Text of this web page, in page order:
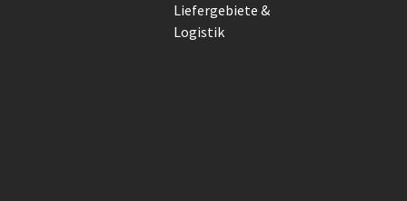
Liefergebiete &
Logistik